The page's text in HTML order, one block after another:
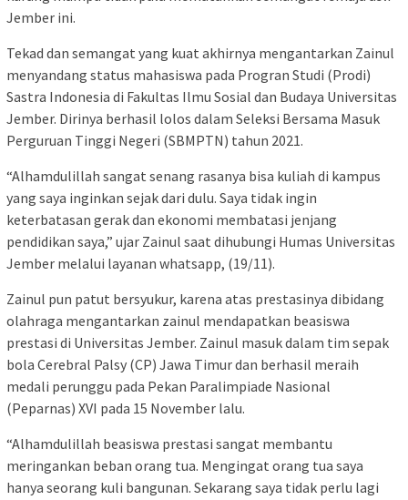
Jember ini.
Tekad dan semangat yang kuat akhirnya mengantarkan Zainul
menyandang status mahasiswa pada Progran Studi (Prodi)
Sastra Indonesia di Fakultas Ilmu Sosial dan Budaya Universitas
Jember. Dirinya berhasil lolos dalam Seleksi Bersama Masuk
Perguruan Tinggi Negeri (SBMPTN) tahun 2021.
“Alhamdulillah sangat senang rasanya bisa kuliah di kampus
yang saya inginkan sejak dari dulu. Saya tidak ingin
keterbatasan gerak dan ekonomi membatasi jenjang
pendidikan saya,” ujar Zainul saat dihubungi Humas Universitas
Jember melalui layanan whatsapp, (19/11).
Zainul pun patut bersyukur, karena atas prestasinya dibidang
olahraga mengantarkan zainul mendapatkan beasiswa
prestasi di Universitas Jember. Zainul masuk dalam tim sepak
bola Cerebral Palsy (CP) Jawa Timur dan berhasil meraih
medali perunggu pada Pekan Paralimpiade Nasional
(Peparnas) XVI pada 15 November lalu.
“Alhamdulillah beasiswa prestasi sangat membantu
meringankan beban orang tua. Mengingat orang tua saya
hanya seorang kuli bangunan. Sekarang saya tidak perlu lagi